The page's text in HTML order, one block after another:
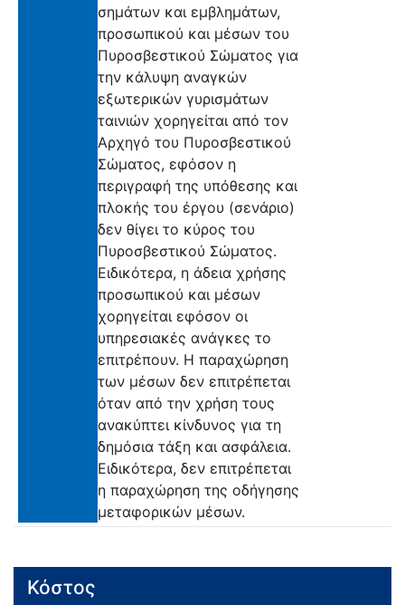
σημάτων και εμβλημάτων,
προσωπικού και μέσων του
Πυροσβεστικού Σώματος για
την κάλυψη αναγκών
εξωτερικών γυρισμάτων
ταινιών χορηγείται από τον
Αρχηγό του Πυροσβεστικού
Σώματος, εφόσον η
περιγραφή της υπόθεσης και
πλοκής του έργου (σενάριο)
δεν θίγει το κύρος του
Πυροσβεστικού Σώματος.
Ειδικότερα, η άδεια χρήσης
προσωπικού και μέσων
χορηγείται εφόσον οι
υπηρεσιακές ανάγκες το
επιτρέπουν. Η παραχώρηση
των μέσων δεν επιτρέπεται
όταν από την χρήση τους
ανακύπτει κίνδυνος για τη
δημόσια τάξη και ασφάλεια.
Ειδικότερα, δεν επιτρέπεται
η παραχώρηση της οδήγησης
μεταφορικών μέσων.
Κόστος